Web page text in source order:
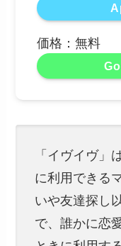
価格：無料
「イヴイヴ」
に利用できる
いや友達探し
で、誰かに恋